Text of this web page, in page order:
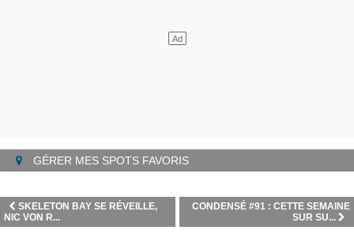
GÉRER MES SPOTS FAVORIS
CONDENSÉ #91 : CETTE SEMAINE
SUR SU...
SKELETON BAY SE RÉVEILLE,
NIC VON R...